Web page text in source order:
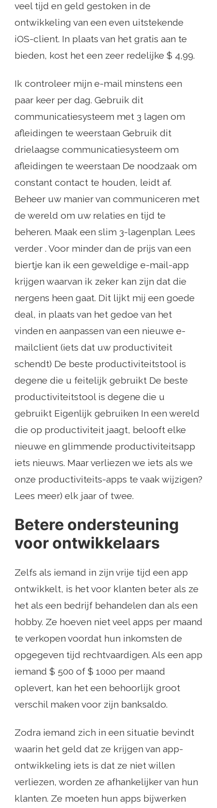
veel tijd en geld gestoken in de
ontwikkeling van een even uitstekende
iOS-client. In plaats van het gratis aan te
bieden, kost het een zeer redelijke $ 4,99.
Ik controleer mijn e-mail minstens een
paar keer per dag. Gebruik dit
communicatiesysteem met 3 lagen om
afleidingen te weerstaan ​​Gebruik dit
drielaagse communicatiesysteem om
afleidingen te weerstaan ​​De noodzaak om
constant contact te houden, leidt af.
Beheer uw manier van communiceren met
de wereld om uw relaties en tijd te
beheren. Maak een slim 3-lagenplan. Lees
verder . Voor minder dan de prijs van een
biertje kan ik een geweldige e-mail-app
krijgen waarvan ik zeker kan zijn dat die
nergens heen gaat. Dit lijkt mij een goede
deal, in plaats van het gedoe van het
vinden en aanpassen van een nieuwe e-
mailclient (iets dat uw productiviteit
schendt) De beste productiviteitstool is
degene die u feitelijk gebruikt De beste
productiviteitstool is degene die u
gebruikt Eigenlijk gebruiken In een wereld
die op productiviteit jaagt, belooft elke
nieuwe en glimmende productiviteitsapp
iets nieuws. Maar verliezen we iets als we
onze productiviteits-apps te vaak wijzigen?
Lees meer) elk jaar of twee.
Betere ondersteuning
voor ontwikkelaars
Zelfs als iemand in zijn vrije tijd een app
ontwikkelt, is het voor klanten beter als ze
het als een bedrijf behandelen dan als een
hobby. Ze hoeven niet veel apps per maand
te verkopen voordat hun inkomsten de
opgegeven tijd rechtvaardigen. Als een app
iemand $ 500 of $ 1000 per maand
oplevert, kan het een behoorlijk groot
verschil maken voor zijn banksaldo.
Zodra iemand zich in een situatie bevindt
waarin het geld dat ze krijgen van app-
ontwikkeling iets is dat ze niet willen
verliezen, worden ze afhankelijker van hun
klanten. Ze moeten hun apps bijwerken